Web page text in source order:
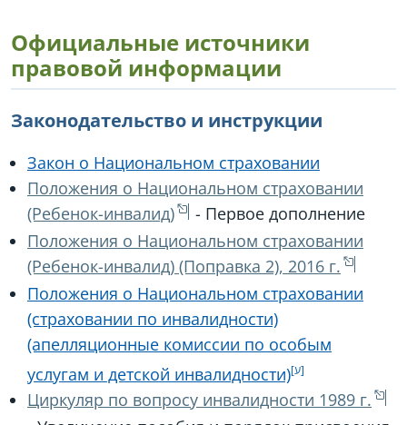
Официальные источники
правовой информации
Законодательство и инструкции
Закон о Национальном страховании
Положения о Национальном страховании
(Ребенок-инвалид)
- Первое дополнение
Положения о Национальном страховании
(Ребенок-инвалид) (Поправка 2), 2016 г.
Положения о Национальном страховании
(страховании по инвалидности)
(апелляционные комиссии по особым
услугам и детской инвалидности)
Циркуляр по вопросу инвалидности 1989 г.